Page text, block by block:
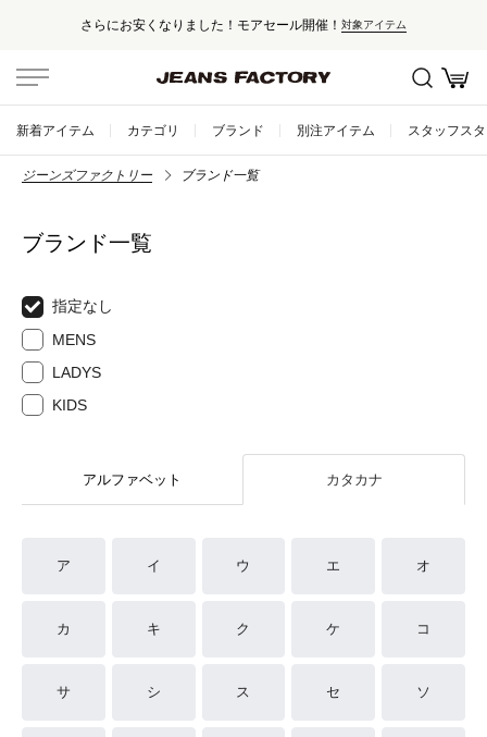
さらにお安くなりました！モアセール開催！ 対象アイテム
新着アイテム カテゴリ ブランド 別注アイテム スタッフス
ジーンズファクトリー ブランド一覧
ブランド一覧
指定なし
MENS
LADYS
KIDS
アルファベット カタカナ
ア イ ウ エ オ
カ キ ク ケ コ
サ シ ス セ ソ